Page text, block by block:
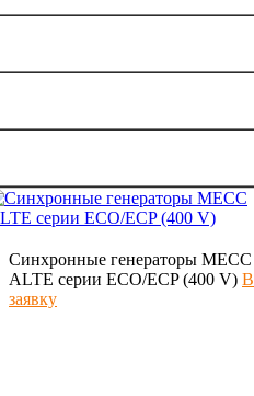
Синхронные генераторы МЕСС
ALTE серии ECO/ECP (400 V) В
заявку